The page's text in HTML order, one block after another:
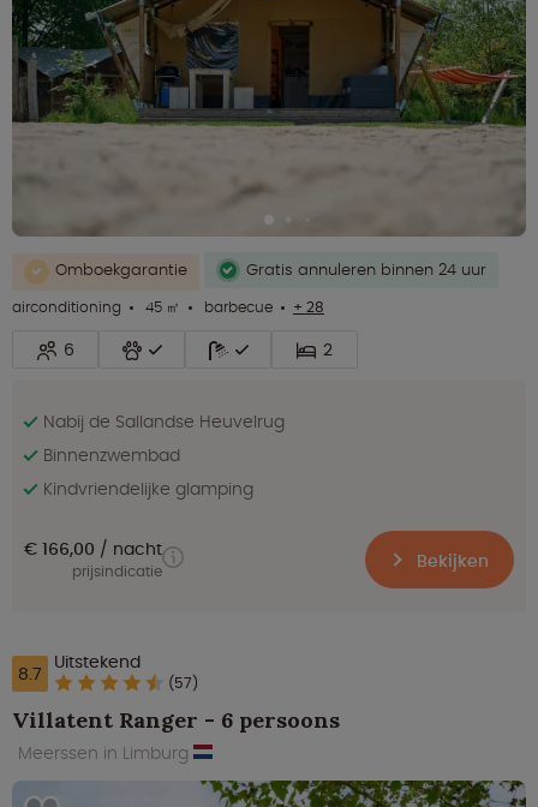
Omboekgarantie
Gratis annuleren binnen 24 uur
airconditioning
45 ㎡ barbecue + 28
6 2
Nabij de Sallandse Heuvelrug
Binnenzwembad
Kindvriendelijke glamping
€ 166,00 nacht
prijsindicatie Bekijken
8.7 Uitstekend
(57)
Villatent Ranger - 6 persoons
Meerssen in Limburg